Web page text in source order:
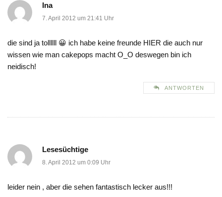
Ina
7. April 2012 um 21:41 Uhr
die sind ja tollllll 😀 ich habe keine freunde HIER die auch nur
wissen wie man cakepops macht O_O deswegen bin ich
neidisch!
ANTWORTEN
Lesesüchtige
8. April 2012 um 0:09 Uhr
leider nein , aber die sehen fantastisch lecker aus!!!